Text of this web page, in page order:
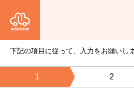
下記の項目に従って、入力をお願いしま
1 2